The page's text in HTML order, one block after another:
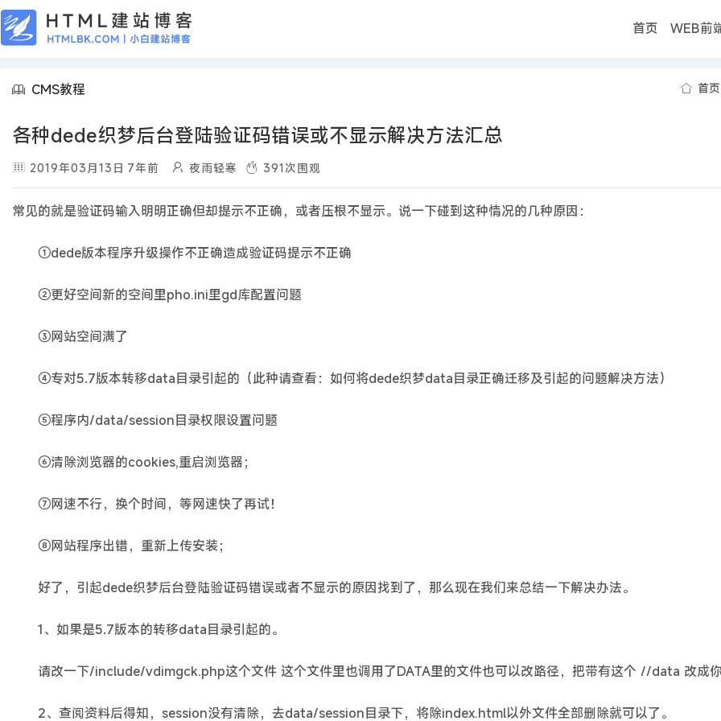
首页 WEB前
CMS教程 首页
各种dede织梦后台登陆验证码错误或不显示解决方法汇总
2019年03月13日 7年前 夜雨轻寒 391 次围观
常见的就是验证码输入明明正确但却提示不正确，或者压根不显示。说一下碰到这种情况的几种原因：
①dede版本程序升级操作不正确造成验证码提示不正确
②更好空间新的空间里pho.ini里gd库配置问题
③网站空间满了
④专对5.7版本转移data目录引起的（此种请查看：如何将dede织梦data目录正确迁移及引起的问题解决方法）
⑤程序内/data/session目录权限设置问题
⑥清除浏览器的cookies,重启浏览器；
⑦网速不行，换个时间，等网速快了再试！
⑧网站程序出错，重新上传安装；
好了，引起dede织梦后台登陆验证码错误或者不显示的原因找到了，那么现在我们来总结一下解决办法。
1、如果是5.7版本的转移data目录引起的。
请改一下/include/vdimgck.php这个文件 这个文件里也调用了DATA里的文件也可以改路径，把带有这个 //data 改成你
2、查阅资料后得知，session没有清除，去data/session目录下，将除index.html以外文件全部删除就可以了。